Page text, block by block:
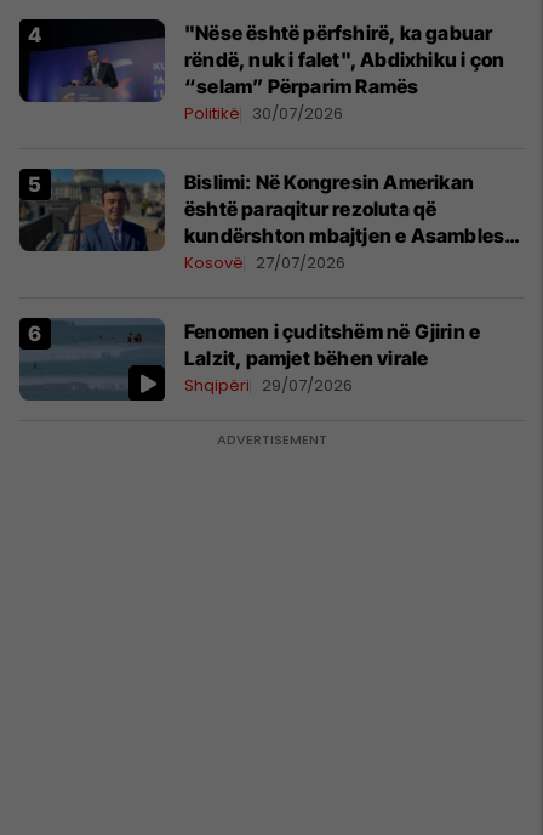
"Nëse është përfshirë, ka gabuar
rëndë, nuk i falet", Abdixhiku i çon
“selam” Përparim Ramës
Politikë 30/07/2026
Bislimi: Në Kongresin Amerikan
është paraqitur rezoluta që
kundërshton mbajtjen e Asamblesë
Parlamentare të OSBE-së në
Kosovë 27/07/2026
Fenomen i çuditshëm në Gjirin e
Lalzit, pamjet bëhen virale
Shqipëri 29/07/2026